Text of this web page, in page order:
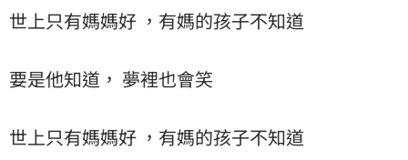
世上只有媽媽好 ，有媽的孩子不知道
要是他知道， 夢裡也會笑
世上只有媽媽好 ，有媽的孩子不知道